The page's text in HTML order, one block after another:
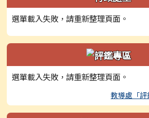
選單載入失敗，請重新整理頁面。
選單載入失敗，請重新整理頁面。
教導處「